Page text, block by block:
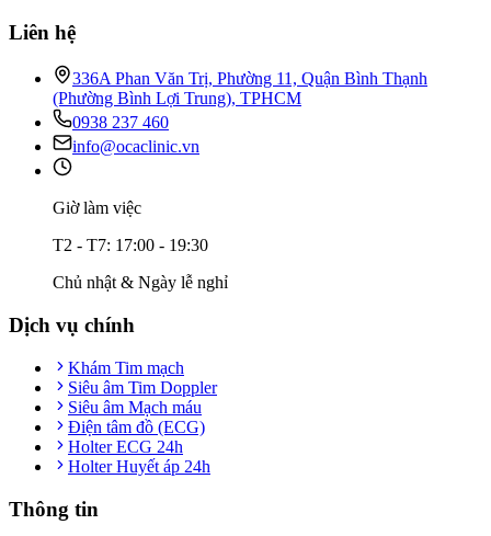
Liên hệ
336A Phan Văn Trị, Phường 11, Quận Bình Thạnh
(Phường Bình Lợi Trung), TPHCM
0938 237 460
info@ocaclinic.vn
Giờ làm việc
T2 - T7: 17:00 - 19:30
Chủ nhật & Ngày lễ nghỉ
Dịch vụ chính
Khám Tim mạch
Siêu âm Tim Doppler
Siêu âm Mạch máu
Điện tâm đồ (ECG)
Holter ECG 24h
Holter Huyết áp 24h
Thông tin